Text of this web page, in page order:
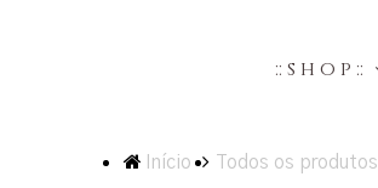
:: s h o p ::
Início Todos os produtos